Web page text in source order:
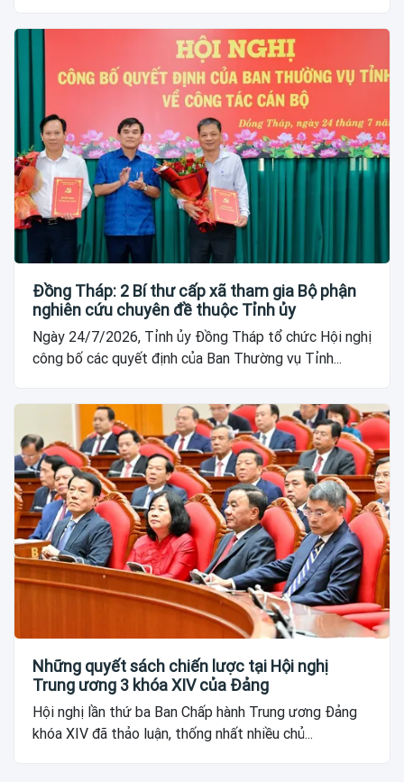
Đồng Tháp: 2 Bí thư cấp xã tham gia Bộ phận
nghiên cứu chuyên đề thuộc Tỉnh ủy
Ngày 24/7/2026, Tỉnh ủy Đồng Tháp tổ chức Hội nghị
công bố các quyết định của Ban Thường vụ Tỉnh...
Những quyết sách chiến lược tại Hội nghị
Trung ương 3 khóa XIV của Đảng
Hội nghị lần thứ ba Ban Chấp hành Trung ương Đảng
khóa XIV đã thảo luận, thống nhất nhiều chủ...